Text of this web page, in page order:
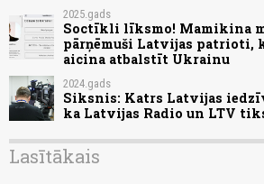
2025.gads
Soctīkli līksmo! Mamikina
pārņēmuši Latvijas patrioti,
aicina atbalstīt Ukrainu
2024.gads
Siksnis: Katrs Latvijas
ka Latvijas Radio un LTV
Lasītākais